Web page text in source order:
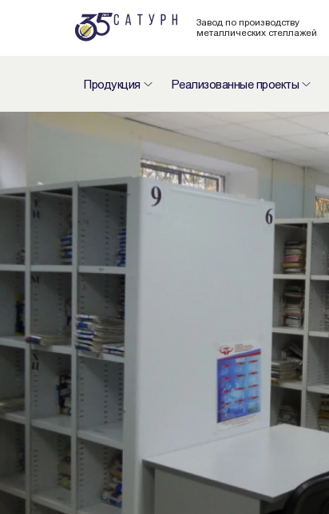
Завод по производству
металлических стеллажей
Продукция Реализованные проекты